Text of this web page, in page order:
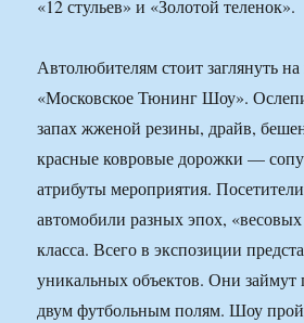
«12 стульев» и «Золотой теленок».
Автолюбителям стоит заглянуть
«Московское Тюнинг Шоу».
запах жженой резины, драйв,
красные ковровые дорожки —
атрибуты мероприятия.
автомобили разных эпох,
класса. Всего в экспозиции
уникальных объектов. Они
двум футбольным полям. Шоу